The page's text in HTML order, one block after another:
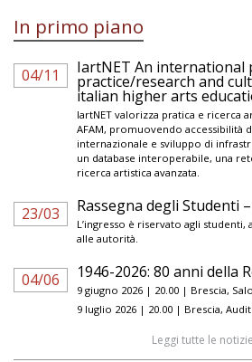
In primo piano
04/11 IartNET An
practice/research and
italian higher arts
IartNET valorizza pratica e ricerca
AFAM, promuovendo accessibilità
internazionale e sviluppo di
un database interoperabile, una
ricerca artistica avanzata.
23/03 Rassegna degli Studenti
L’ingresso è riservato agli
alle autorità.
04/06 1946-2026: 80 anni della
9 giugno 2026 | 20.00 | Brescia,
9 luglio 2026 | 20.00 | Brescia,
Leggi tutte le notizie